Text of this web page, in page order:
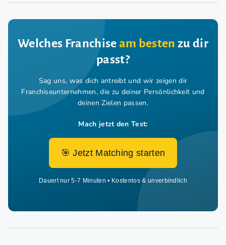
Welches Franchiseam besten zu dir
passt?
Sag uns, was dich antreibt und wir zeigen dir
Franchiseunternehmen, die zu deiner Persönlichkeit und
deinen Zielen passen.
Mach jetzt den Test:
🎯 Jetzt Matching starten
Dauert nur 5-7 Minuten • Kostenlos & unverbindlich